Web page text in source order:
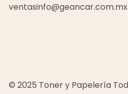
ventasinfo@geancar.com.mx
© 2025 Toner y Papelería